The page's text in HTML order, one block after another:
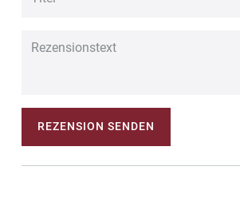
REZENSION SENDEN